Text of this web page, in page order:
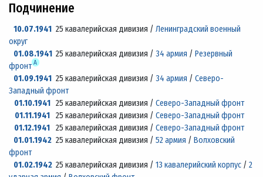
Подчинение
10.07.194125 кавалерийская дивизия /Ленинградский военный
округ
01.08.194125 кавалерийская дивизия /34 армия /Резервный
фронт А
01.09.194125 кавалерийская дивизия /34 армия /Северо-
Западный фронт
01.10.1941 25 кавалерийская дивизия /Северо-Западный фронт
01.11.1941 25 кавалерийская дивизия /Северо-Западный фронт
01.12.1941 25 кавалерийская дивизия /Северо-Западный фронт
01.01.194225 кавалерийская дивизия /52 армия /Волховский
фронт
01.02.194225 кавалерийская дивизия /13 кавалерийский корпус /2